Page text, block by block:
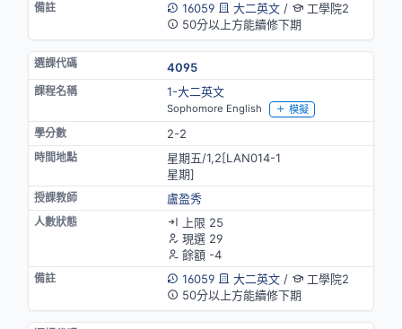
16059
大二英文/
工學院2
50分以上方能續修下期
4095
1-大二英文
Sophomore English 模擬
2-2
星期五/1,2[LAN014-1
星期]
盧盈秀
上限 25
現選 29
餘額 -4
16059
大二英文/
工學院2
50分以上方能續修下期